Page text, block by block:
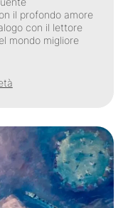
il profondo amore
con il lettore
mondo migliore